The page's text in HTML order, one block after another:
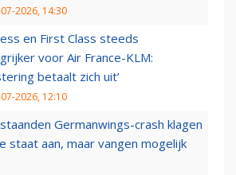
2026, 14:30
en First Class steeds
voor Air France-KLM:
betaalt zich uit’
2026, 12:10
Germanwings-crash klagen
staat aan, maar vangen mogelijk